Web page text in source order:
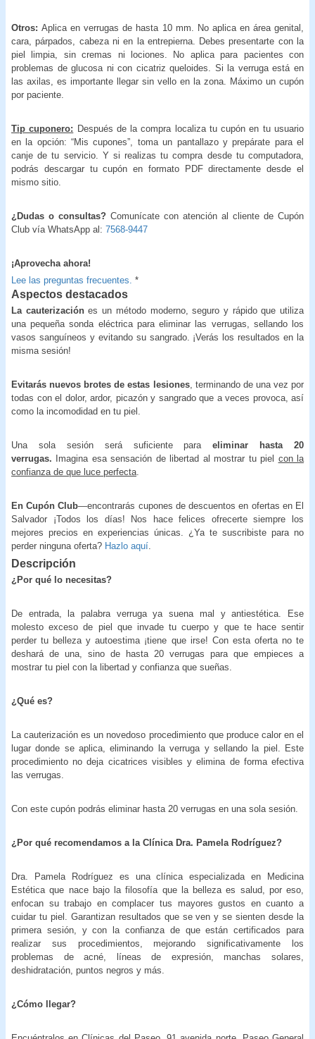
Otros:Aplica en verrugas de hasta 10 mm. No aplica en área genital,
cara, párpados, cabeza ni en la entrepierna. Debes presentarte con la
piel limpia, sin cremas ni lociones. No aplica para pacientes con
problemas de glucosa ni con cicatriz queloides. Si la verruga está en
las axilas, es importante llegar sin vello en la zona. Máximo un cupón
por paciente.
Tip cuponero: Después de la compra localiza tu cupón en tu usuario
en la opción: “Mis cupones”, toma un pantallazo y prepárate para el
canje de tu servicio. Y si realizas tu compra desde tu computadora,
podrás descargar tu cupón en formato PDF directamente desde el
mismo sitio.
¿Dudas o consultas? Comunícate con atención al cliente de Cupón
Club vía WhatsApp al: 7568-9447
¡Aprovecha ahora!
Lee las preguntas frecuentes. *
Aspectos destacados
La cauterizaciónes un método moderno, seguro y rápido que utiliza
una pequeña sonda eléctrica para eliminar las verrugas, sellando los
vasos sanguíneos y evitando su sangrado. ¡Verás los resultados en la
misma sesión!
Evitarás nuevos brotes de estas lesiones, terminando de una vez por
todas con el dolor, ardor, picazón y sangrado que a veces provoca, así
como la incomodidad en tu piel.
Una sola sesión será suficiente para eliminar hasta 20
verrugas. Imagina esa sensación de libertad al mostrar tu piel con la
confianza de que luce perfecta
En Cupón Club—encontrarás cupones de descuentos en ofertas en El
Salvador ¡Todos los días! Nos hace felices ofrecerte siempre los
mejores precios en experiencias únicas. ¿Ya te suscribiste para no
perder ninguna oferta? Hazlo aquí
Descripción
¿Por qué lo necesitas?
De entrada, la palabra verruga ya suena mal y antiestética. Ese
molesto exceso de piel que invade tu cuerpo y que te hace sentir
perder tu belleza y autoestima ¡tiene que irse! Con esta oferta no te
deshará de una, sino de hasta 20 verrugas para que empieces a
mostrar tu piel con la libertad y confianza que sueñas.
¿Qué es?
La cauterización es un novedoso procedimiento que produce calor en el
lugar donde se aplica, eliminando la verruga y sellando la piel. Este
procedimiento no deja cicatrices visibles y elimina de forma efectiva
las verrugas.
Con este cupón podrás eliminar hasta 20 verrugas en una sola sesión.
¿Por qué recomendamos a la Clínica Dra. Pamela Rodríguez?
Dra. Pamela Rodríguez es una clínica especializada en Medicina
Estética que nace bajo la filosofía que la belleza es salud, por eso,
enfocan su trabajo en complacer tus mayores gustos en cuanto a
cuidar tu piel. Garantizan resultados que se ven y se sienten desde la
primera sesión, y con la confianza de que están certificados para
realizar sus procedimientos, mejorando significativamente los
problemas de acné, líneas de expresión, manchas solares,
deshidratación, puntos negros y más.
¿Cómo llegar?